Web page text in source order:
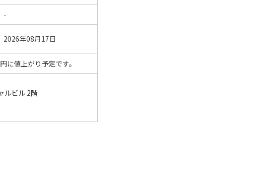
-
2026年08月17日
値上がり予定です。
ルビル 2階